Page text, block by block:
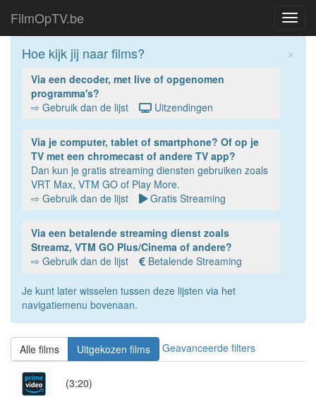
FilmOpTV.be
×
Hoe kijk jij naar films?
Via een decoder, met live of opgenomen
programma's?
⇨ Gebruik dan de lijst
Uitzendingen
Via je computer, tablet of smartphone? Of op je
TV met een chromecast of andere TV app?
Dan kun je gratis streaming diensten gebruiken zoals
VRT Max, VTM GO of Play More.
⇨ Gebruik dan de lijst
Gratis Streaming
Via een betalende streaming dienst zoals
Streamz, VTM GO Plus/Cinema of andere?
⇨ Gebruik dan de lijst
Betalende Streaming
Je kunt later wisselen tussen deze lijsten via het
navigatiemenu bovenaan.
Alle films Uitgekozen films Geavanceerde filters
(3:20)